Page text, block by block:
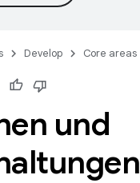
Develop Core areas
und